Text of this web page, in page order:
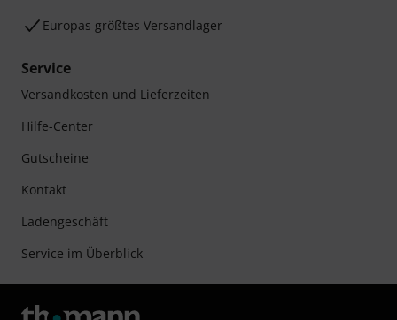
Europas größtes Versandlager
Service
Versandkosten und Lieferzeiten
Hilfe-Center
Gutscheine
Kontakt
Ladengeschäft
Service im Überblick